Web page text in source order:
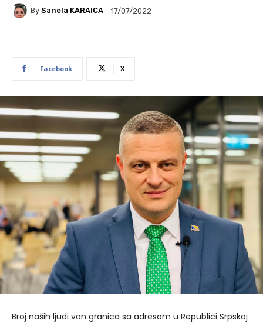
By Sanela KARAICA 17/07/2022
Facebook X
Broj naših ljudi van granica sa adresom u Republici Srpskoj